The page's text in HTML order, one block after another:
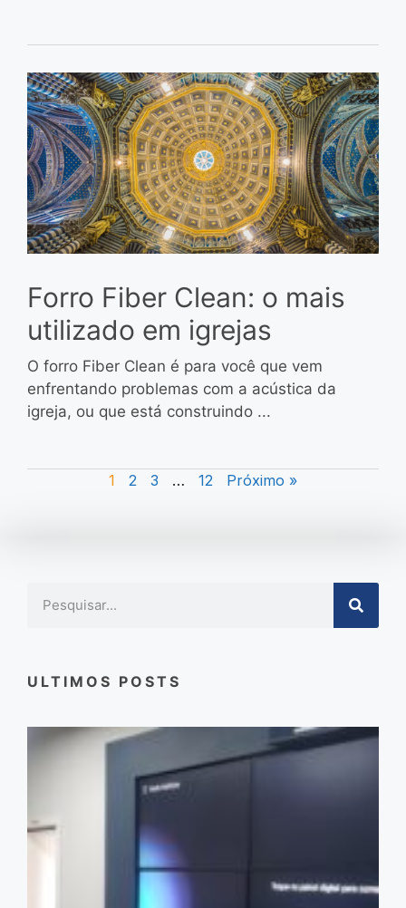
Forro Fiber Clean: o mais
utilizado em igrejas
O forro Fiber Clean é para você que vem
enfrentando problemas com a acústica da
igreja, ou que está construindo ...
1 2 3 … 12 Próximo »
ULTIMOS POSTS